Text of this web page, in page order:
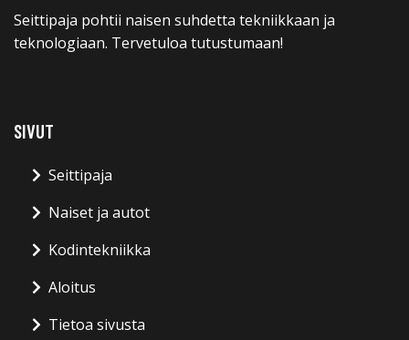
Seittipaja pohtii naisen suhdetta tekniikkaan ja
teknologiaan. Tervetuloa tutustumaan!
SIVUT
Seittipaja
Naiset ja autot
Kodintekniikka
Aloitus
Tietoa sivusta